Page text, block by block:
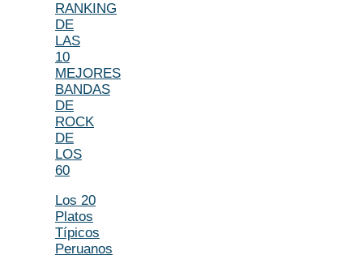
RANKING
DE
LAS
10
MEJORES
BANDAS
DE
ROCK
DE
LOS
60
Los 20
Platos
Típicos
Peruanos